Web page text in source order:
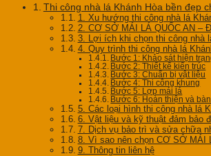
Thi công nhà lá Khánh Hòa bền đẹp
1. Xu hướng thi công nhà lá
2. CƠ SỞ MÁI LÁ QUỐC AN –
3. Lợi ích khi chọn thi công nhà
4. Quy trình thi công nhà lá
Bước 1: Khảo sát hiện
Bước 2: Thiết kế kiến trúc
Bước 3: Chuẩn bị vật liệu
Bước 4: Thi công khung
Bước 5: Lợp mái lá
Bước 6: Hoàn thiện và
5. Các loại hình thi công nhà lá
6. Vật liệu và kỹ thuật đảm bảo
7. Dịch vụ bảo trì và sửa chữa
8. Vì sao nên chọn CƠ SỞ MÁI
9. Thông tin liên hệ